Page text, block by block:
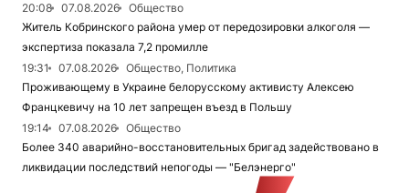
20:08
07.08.2026
Общество
Житель Кобринского района умер от передозировки алкоголя —
экспертиза показала 7,2 промилле
19:31
07.08.2026
Общество, Политика
Проживающему в Украине белорусскому активисту Алексею
Францкевичу на 10 лет запрещен въезд в Польшу
19:14
07.08.2026
Общество
Более 340 аварийно-восстановительных бригад задействовано в
ликвидации последствий непогоды — "Белэнерго"